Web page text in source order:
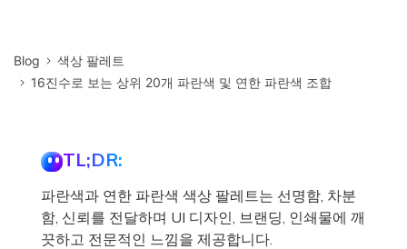
Blog
색상 팔레트
16진수로 보는 상위 20개 파란색 및 연한 파란색 조합
TL;DR:
파란색과 연한 파란색 색상 팔레트는 선명함, 차분
함, 신뢰를 전달하며 UI 디자인, 브랜딩, 인쇄물에 깨
끗하고 전문적인 느낌을 제공합니다.